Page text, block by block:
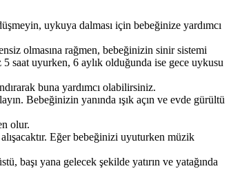
uykuya dalması için bebeğinize yardımcı
olmasına rağmen, bebeğinizin sinir sistemi
saat uyurken, 6 aylık olduğunda ise gece uykusu
buna yardımcı olabilirsiniz.
Bebeğinizin yanında ışık açın ve evde gürültü
olur.
Eğer bebeğinizi uyuturken müzik
başı yana gelecek şekilde yatırın ve yatağında